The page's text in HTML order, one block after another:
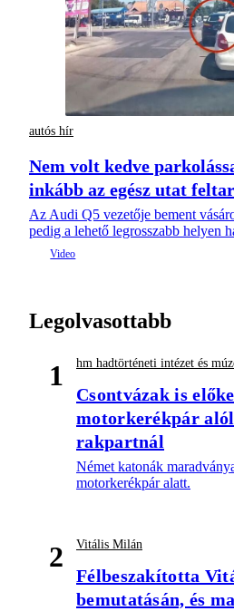
autós hír
Nem volt kedve
inkább az egész utat
Az Audi Q5 vezetője bement
pedig a lehető legrosszabb helyen
Legolvasottabb
1 hm hadtörténeti intézet és
Csontvázak is
motorkerékpár
rakpartnál
Német katonák
motorkerékpár alatt.
2 Vitális Milán
Félbeszakította
bemutatásán, és